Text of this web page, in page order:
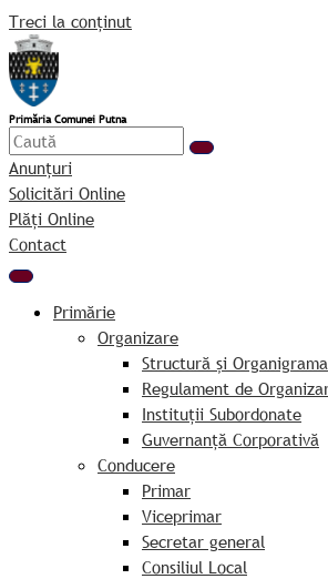
Treci la conținut
Primăria Comunei Putna
Anunțuri
Solicitări Online
Plăți Online
Contact
Primărie
Organizare
Structură și Organigrama
Regulament de
Instituții Subordonate
Guvernanță Corporativă
Conducere
Primar
Viceprimar
Secretar general
Consiliul Local